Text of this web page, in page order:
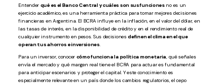
Entender qué es el Banco Central y cuáles son sus funcionesno es un
ejercicio académico, es una herramienta práctica para tomar mejores decisiones
financieras en Argentina. El BCRA influye en la inflación, en el valor del dólar, en
las tasas de interés, en la disponibilidad de crédito y en el rendimiento real de
cualquier instrumento en pesos. Sus decisionesdefinen el clima en el que
operan tus ahorros e inversiones.
Para un inversor, conocer cómo funciona la política monetaria , qué señales
envía el mercado y qué margen real tiene el BCRA para actuar es fundamental
para anticipar escenarios y proteger el capital. Y este conocimiento es
especialmente relevante en un país donde los cambios regulatorios, el cepo